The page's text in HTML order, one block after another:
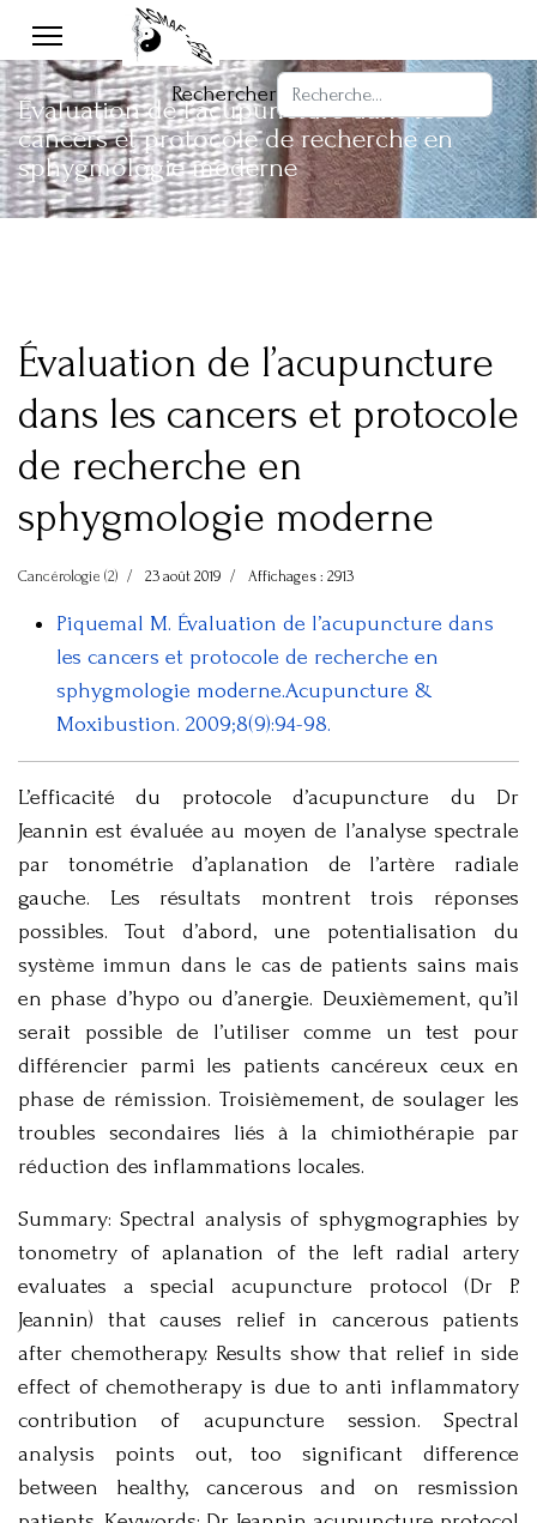
Rechercher
Évaluation de l’acupuncture dans les
cancers et protocole de recherche en
sphygmologie moderne
Évaluation de l’acupuncture
dans les cancers et protocole
de recherche en
sphygmologie moderne
Cancérologie (2) 23 août 2019 Affichages : 2913
Piquemal M. Évaluation de l’acupuncture dans
les cancers et protocole de recherche en
sphygmologie moderne.Acupuncture &
Moxibustion. 2009;8(9):94-98.
L’efficacité du protocole d’acupuncture du Dr
Jeannin est évaluée au moyen de l’analyse spectrale
par tonométrie d’aplanation de l’artère radiale
gauche. Les résultats montrent trois réponses
possibles. Tout d’abord, une potentialisation du
système immun dans le cas de patients sains mais
en phase d’hypo ou d’anergie. Deuxièmement, qu’il
serait possible de l’utiliser comme un test pour
différencier parmi les patients cancéreux ceux en
phase de rémission. Troisièmement, de soulager les
troubles secondaires liés à la chimiothérapie par
réduction des inflammations locales.
Summary: Spectral analysis of sphygmographies by
tonometry of aplanation of the left radial artery
evaluates a special acupuncture protocol (Dr P.
Jeannin) that causes relief in cancerous patients
after chemotherapy. Results show that relief in side
effect of chemotherapy is due to anti inflammatory
contribution of acupuncture session. Spectral
analysis points out, too significant difference
between healthy, cancerous and on resmission